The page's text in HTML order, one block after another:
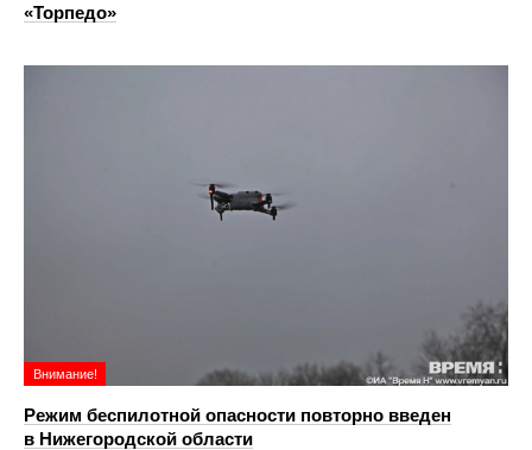
«Торпедо»
Внимание!
Режим беспилотной опасности повторно введен
в Нижегородской области